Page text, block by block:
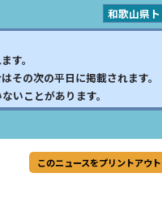
和歌山県
す。
その次の平日に掲載されます。
いことがあります。
このニュースをプリントアウ